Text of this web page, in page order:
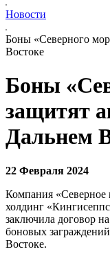
Новости
Боны «Северного
Востоке
Боны
защитят
Дальнем
22 Февраля 2024
Компания
холдинг
заключила договор
боновых
Востоке.